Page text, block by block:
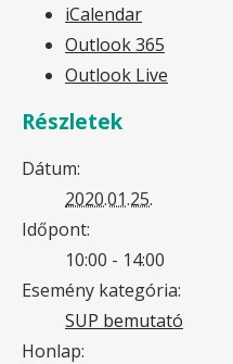
iCalendar
Outlook 365
Outlook Live
Részletek
Dátum:
2020.01.25.
Időpont:
10:00 - 14:00
Esemény kategória:
SUP bemutató
Honlap: